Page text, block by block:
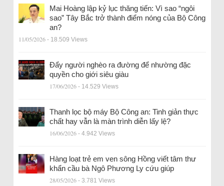
Mai Hoàng lập kỷ lục thăng tiến: Vì sao “ngôi
sao” Tây Bắc trở thành điểm nóng của Bộ Công
an?
11/05/2026 - 18.509 Views
Đẩy người nghèo ra đường để nhường đặc
quyền cho giới siêu giàu
17/06/2026 - 14.529 Views
Thanh lọc bộ máy Bộ Công an: Tinh giản thực
chất hay vẫn là màn trình diễn lấy lệ?
16/06/2026 - 4.942 Views
Hàng loạt trẻ em ven sông Hồng viết tâm thư
khẩn cầu bà Ngô Phương Ly cứu giúp
28/05/2026 - 3.781 Views